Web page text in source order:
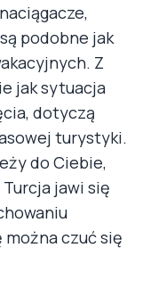
podobne jak
Z
jak sytuacja
dotyczą
turystyki.
do Ciebie,
jawi się
czuć się